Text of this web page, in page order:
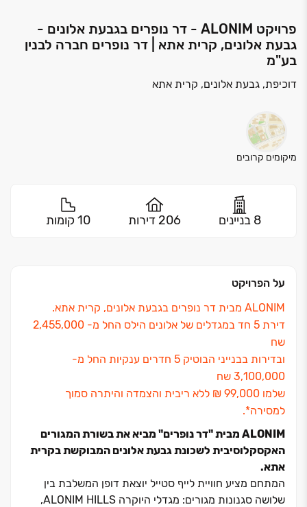
פרויקט ALONIM - דר נופרים בגבעת אלונים -
גבעת אלונים, קרית אתא | דר נופרים חברה לבנין
בע"מ
דוכיפת, גבעת אלונים, קרית אתא
מיקומים קרובים
8 בניינים 206 דירות 10 קומות
על הפרויקט
ALONIM מבית דר נופרים בגבעת אלונים, קרית אתא.
דירת 5 חד במגדלים של אלונים הילס החל מ- 2,455,000
שח
ובדירות בבנייני הבוטיק 5 חדרים ענקיות החל מ-
3,100,000 שח
שלמו ‏99,000 ‏₪ ללא ריבית והצמדה והיתרה סמוך
למסירה*.
ALONIM מבית "דר נופרים" מביא את בשורת המגורים
האקסקלוסיבית לשכונת גבעת אלונים המבוקשת בקרית
אתא.
המתחם מציע חוויית לייף סטייל יוצאת דופן המשלבת בין
שלושה סגנונות מגורים: מגדלי היוקרה ALONIM HILLS,